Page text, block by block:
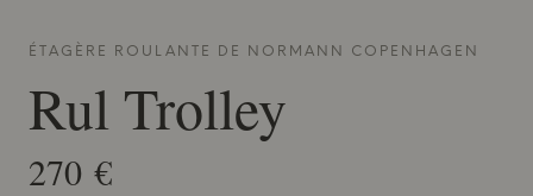
ÉTAGÈRE ROULANTE DE NORMANN COPENHAGEN
Rul Trolley
270 €